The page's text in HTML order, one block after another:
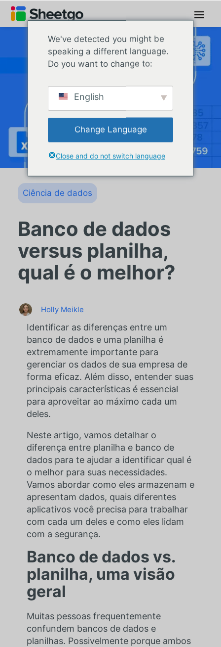
Ciência de dados
Banco de dados
versus planilha,
qual é o melhor?
Holly Meikle
Identificar as diferenças entre um
banco de dados e uma planilha é
extremamente importante para
gerenciar os dados de sua empresa de
forma eficaz. Além disso, entender suas
principais características é essencial
para aproveitar ao máximo cada um
deles.
Neste artigo, vamos detalhar o
diferença entre planilha e banco de
dados para te ajudar a identificar qual é
o melhor para suas necessidades.
Vamos abordar como eles armazenam e
apresentam dados, quais diferentes
aplicativos você precisa para trabalhar
com cada um deles e como eles lidam
com a segurança.
Banco de dados vs.
planilha, uma visão
geral
Muitas pessoas frequentemente
confundem bancos de dados e
planilhas. Possivelmente porque ambos
We've detected you might be
speaking a different language.
Do you want to change to:
English
Change Language
Close and do not switch language